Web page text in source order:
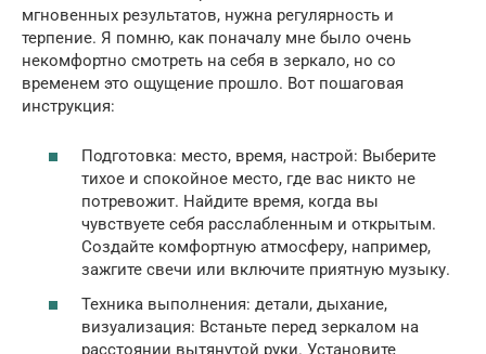
мгновенных результатов, нужна регулярность и
терпение. Я помню, как поначалу мне было очень
некомфортно смотреть на себя в зеркало, но со
временем это ощущение прошло. Вот пошаговая
инструкция:
Подготовка: место, время, настрой: Выберите
тихое и спокойное место, где вас никто не
потревожит. Найдите время, когда вы
чувствуете себя расслабленным и открытым.
Создайте комфортную атмосферу, например,
зажгите свечи или включите приятную музыку.
Техника выполнения: детали, дыхание,
визуализация: Встаньте перед зеркалом на
расстоянии вытянутой руки. Установите